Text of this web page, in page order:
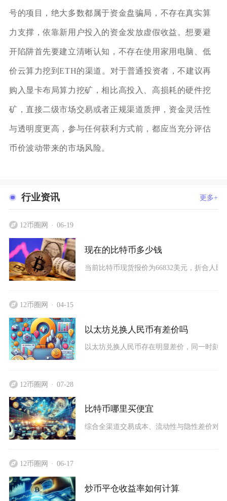
号的项目，绝大多数都属于资金盘骗局，不存在真实算
力支撑，依靠新用户投入的资金发放虚假收益。想要避
开陷阱首先要建立清晰认知，不存在使用家用电脑、低
价云算力挖到ETH的渠道。对于普通投资者，不建议再
购入显卡布局算力挖矿，相比高投入、高损耗的硬件挖
矿，直接二级市场交易或者正规渠道质押，资金灵活性
与透明度更高，参与任何获利方式前，都应当充分评估
币价波动带来的市场风险。
行业资讯 更多+
12币圈网 06-19
现在的比特币多少钱
当前比特币现货报价为66832美元，折合人
12币圈网 04-15
以太坊兑换人民币有差价吗
以太坊兑换人民币存在明显差价，同一时刻
12币圈网 07-28
比特币哪里买便宜
综合全渠道交易成本、流动性与隐性差价对
12币圈网 06-17
炒币平仓收益率如何计算